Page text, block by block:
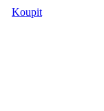
Koupit